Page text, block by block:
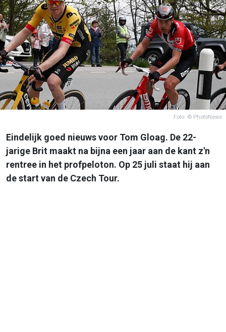
Foto: © PhotoNews
Eindelijk goed nieuws voor Tom Gloag. De 22-
jarige Brit maakt na bijna een jaar aan de kant z'n
rentree in het profpeloton. Op 25 juli staat hij aan
de start van de Czech Tour.